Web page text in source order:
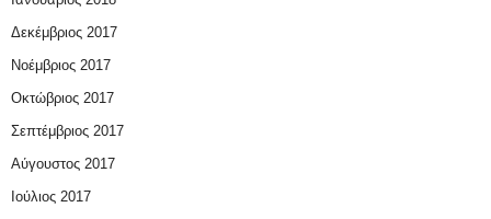
Δεκέμβριος 2017
Νοέμβριος 2017
Οκτώβριος 2017
Σεπτέμβριος 2017
Αύγουστος 2017
Ιούλιος 2017